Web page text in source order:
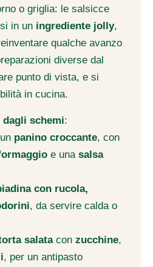
o griglia: le salsicce
in un ingrediente jolly,
qualche avanzo
diverse dal
punto di vista, e si
in cucina.
schemi:
panino croccante, con
e una salsa
con rucola,
, da servire calda o
salatacon zucchine,
, per un antipasto